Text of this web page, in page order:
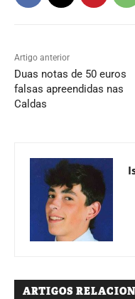
Artigo anterior
Duas notas de 50 euros
falsas apreendidas nas
Caldas
ARTIGOS